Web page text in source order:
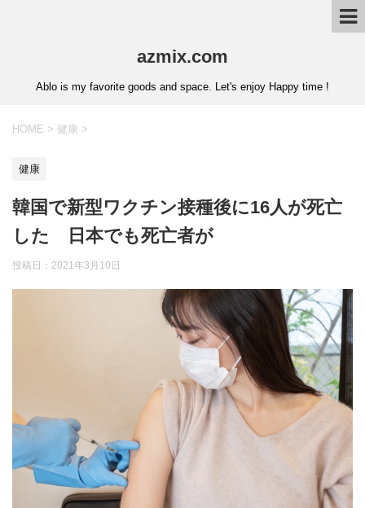
azmix.com
Ablo is my favorite goods and space. Let's enjoy Happy time !
HOME > 健康 >
健康
韓国で新型ワクチン接種後に16人が死亡
した 日本でも死亡者が
投稿日： 2021年3月10日